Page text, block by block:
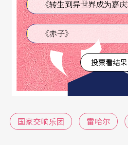
ille）等人。丹尼罗爱上平民
地位的悬殊，无法娶她为妻
富有的老银行家，后因银行
大遗产，成为鹏特维德罗最
著法国男人绕著汉娜打转，
命丹尼罗将汉娜娶回，以便
法国人手中。而丹尼罗虽然仍
却惧怕被认为是觊觎财富才再
《赤子》
投票看结果
国家交响乐团 雷哈尔